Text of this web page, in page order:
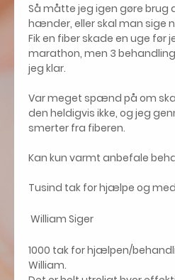
Så måtte jeg igen gøre brug
hænder, eller skal man sige
Fik en fiber skade en uge før
marathon, men 3
jeg klar.
Var meget spænd på om
den heldigvis ikke, og jeg
smerter fra fiberen.
Kan kun​ varmt anbefale
Tusind tak for hjælpe og
William Siger
1000 tak for hjælpen/
William.